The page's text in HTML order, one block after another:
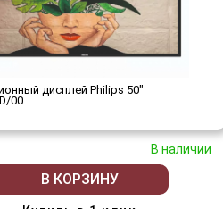
дисплей Philips 50"
00
В наличии
В КОРЗИНУ